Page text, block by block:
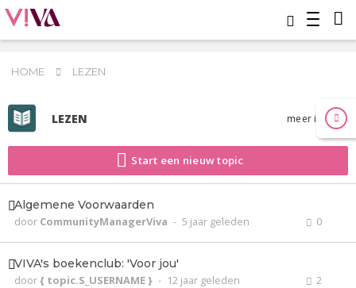
HOME LEZEN
LEZEN meer info
Start een nieuw topic
Algemene Voorwaarden
door CommunityManagerViva - 5 jaar geleden 0
VIVA's boekenclub: 'Voor jou'
door{ topic.S_USERNAME } - 12 jaar geleden 2